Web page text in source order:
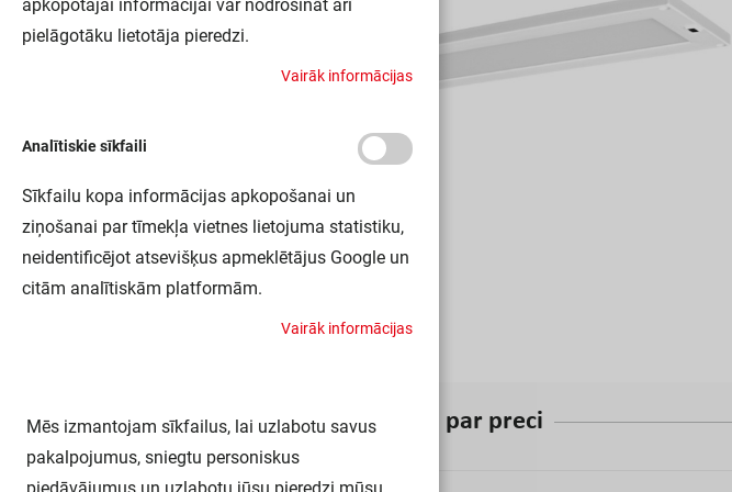
Inform par preci
apkopotajai informācijai var nodrošināt arī
pielāgotāku lietotāja pieredzi.
Vairāk informācijas
Analītiskie sīkfaili
Sīkfailu kopa informācijas apkopošanai un
ziņošanai par tīmekļa vietnes lietojuma statistiku,
neidentificējot atsevišķus apmeklētājus Google un
citām analītiskām platformām.
Vairāk informācijas
Mēs izmantojam sīkfailus, lai uzlabotu savus
pakalpojumus, sniegtu personiskus